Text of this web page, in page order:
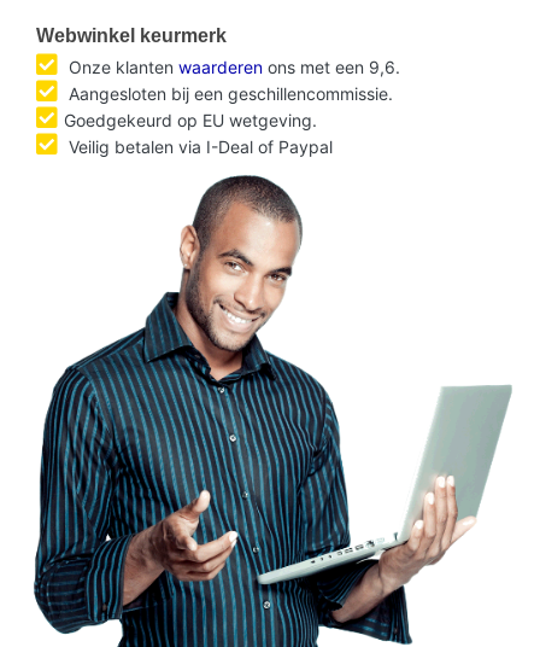
Webwinkel keurmerk
Onze klanten waarderen ons met een 9,6.
Aangesloten bij een geschillencommissie.
Goedgekeurd op EU wetgeving.
Veilig betalen via I-Deal of Paypal